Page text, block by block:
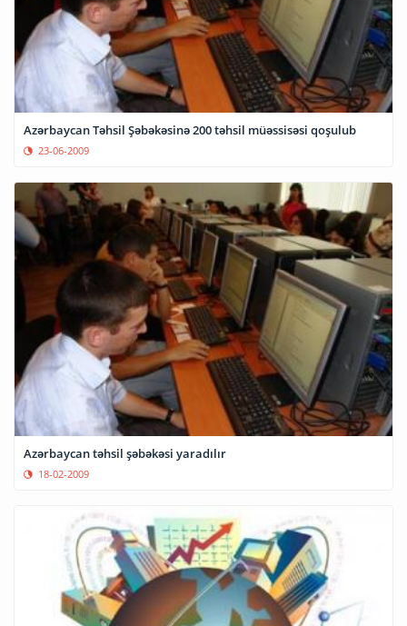
Azərbaycan Təhsil Şəbəkəsinə 200 təhsil müəssisəsi qoşulub
23-06-2009
Azərbaycan təhsil şəbəkəsi yaradılır
18-02-2009